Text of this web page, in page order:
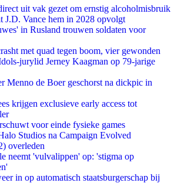
uit vak gezet om ernstig alcoholmisbruik
J.D. Vance hem in 2028 opvolgt
in Rusland trouwen soldaten voor
met quad tegen boom, vier gewonden
jurylid Jerney Kaagman op 79-jarige
Menno de Boer geschorst na dickpic in
krijgen exclusieve early access tot
voor einde fysieke games
Studios na Campaign Evolved
overleden
neemt 'vulvalippen' op: 'stigma op
in op automatisch staatsburgerschap bij